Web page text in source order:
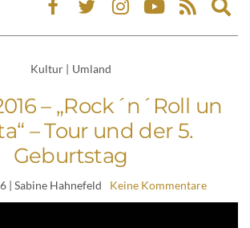
Kultur | Umland
– „Rock´n´Roll un
– Tour und der 5.
Geburtstag
| Sabine Hahnefeld Keine Kommentare